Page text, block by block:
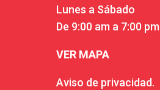
Lunes a Sábado
De 9:00 am a 7:00 pm
VER MAPA
Aviso de privacidad.